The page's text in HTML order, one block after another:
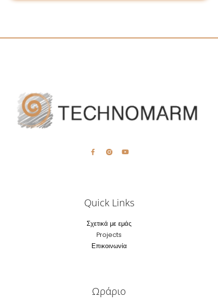
Quick Links
Σχετικά με εμάς
Projects
Επικοινωνία
Ωράριο